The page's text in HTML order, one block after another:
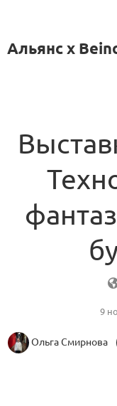
Альянс x
9
Ольга Смирнова